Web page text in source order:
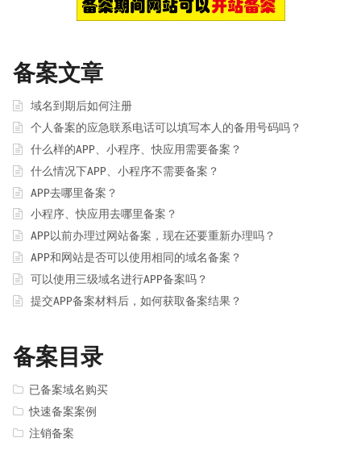
备案文章
域名到期后如何注册
个人备案的应急联系电话可以填写本人的备用号码吗？
什么样的APP、小程序、快应用需要备案？
什么情况下APP、小程序不需要备案？
APP去哪里备案？
小程序、快应用去哪里备案？
APP以前办理过网站备案，现在还要重新办理吗？
APP和网站是否可以使用相同的域名备案？
可以使用三级域名进行APP备案吗？
提交APP备案材料后，如何获取备案结果？
备案目录
已备案域名购买
快速备案案例
注销备案